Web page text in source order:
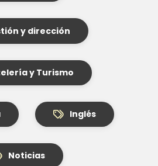
y dirección
y Turismo
Inglés
Noticias